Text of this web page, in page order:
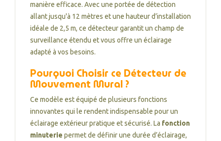
manière efficace. Avec une portée de détection
allant jusqu'à 12 mètres et une hauteur d’installation
idéale de 2,5 m, ce détecteur garantit un champ de
surveillance étendu et vous offre un éclairage
adapté à vos besoins.
Pourquoi Choisir ce Détecteur de
Mouvement Mural ?
Ce modèle est équipé de plusieurs fonctions
innovantes qui le rendent indispensable pour un
éclairage extérieur pratique et sécurisé. La fonction
minuterie permet de définir une durée d’éclairage,